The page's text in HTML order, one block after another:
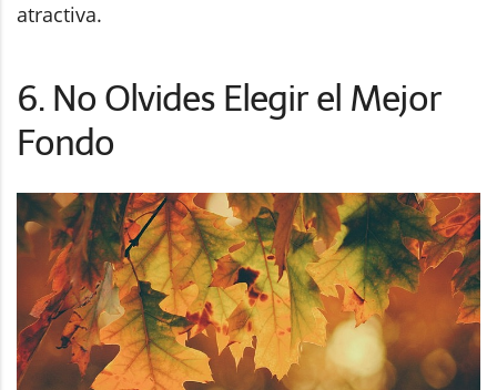
atractiva.
6. No Olvides Elegir el Mejor
Fondo